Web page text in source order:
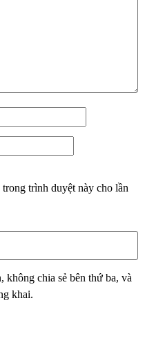
trình duyệt này cho lần
không chia sẻ bên thứ ba, và
khai.